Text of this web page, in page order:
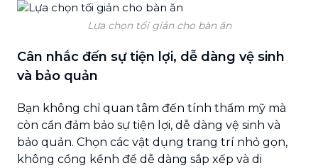
Lựa chọn tối giản cho bàn ăn
Cân nhắc đến sự tiện lợi, dễ dàng vệ sinh
và bảo quản
Bạn không chỉ quan tâm đến tính thẩm mỹ mà
còn cần đảm bảo sự tiện lợi, dễ dàng vệ sinh và
bảo quản. Chọn các vật dụng trang trí nhỏ gọn,
không cồng kềnh để dễ dàng sắp xếp và di